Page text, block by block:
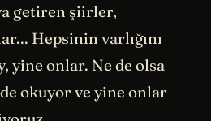
getiren şiirler,
Hepsinin varlığını
yine onlar. Ne de olsa
okuyor ve yine onlar